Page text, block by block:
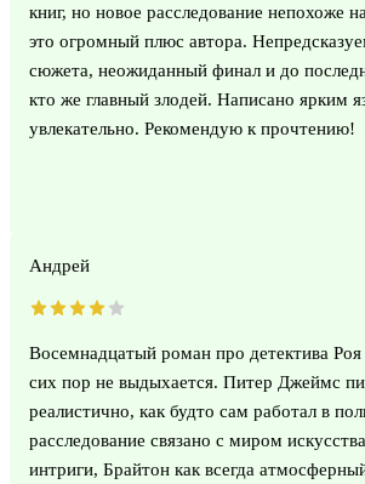
книг, но новое расследование непохоже
это огромный плюс автора.
сюжета, неожиданный финал и до
кто же главный злодей. Написано ярким
увлекательно. Рекомендую к прочтению!
Андрей
Восемнадцатый роман про детектива Роя
сих пор не выдыхается. Питер Джеймс
реалистично, как будто сам работал в
расследование связано с миром
интриги, Брайтон как всегда